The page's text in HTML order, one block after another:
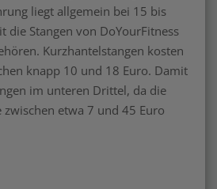
liegt allgemein bei 15 bis
die Stangen von DoYourFitness
Kurzhantelstangen kosten
knapp 10 und 18 Euro. Damit
im unteren Drittel, da die
etwa 7 und 45 Euro